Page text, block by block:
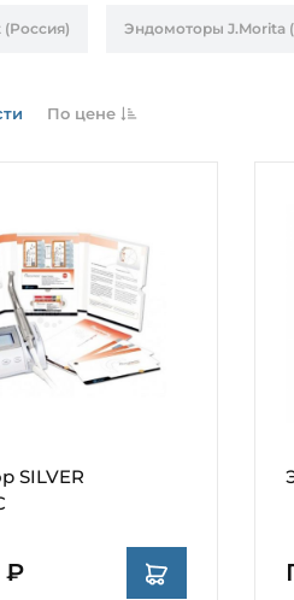
Эндомоторы J.Morita
По цене
SILVER
₽